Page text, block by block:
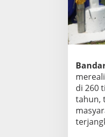
di 260
tahun,